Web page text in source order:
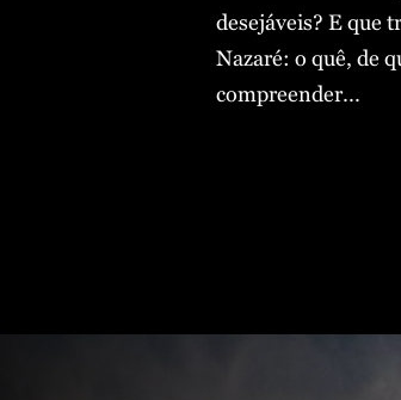
desejáveis? E que
Nazaré: o quê, de
compreender...